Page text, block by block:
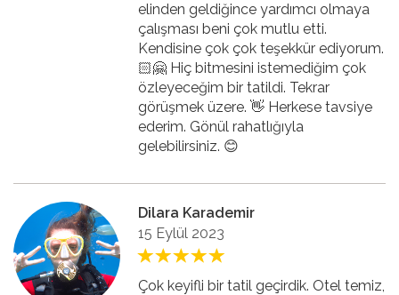
elinden geldiğince yardımcı olmaya
çalışması beni çok mutlu etti.
Kendisine çok çok teşekkür ediyorum.
🏻🤗 Hiç bitmesini istemediğim çok
özleyeceğim bir tatildi. Tekrar
görüşmek üzere. 👋 Herkese tavsiye
ederim. Gönül rahatlığıyla
gelebilirsiniz. 😊
Dilara Karademir
15 Eylül 2023
Çok keyifli bir tatil geçirdik. Otel temiz,